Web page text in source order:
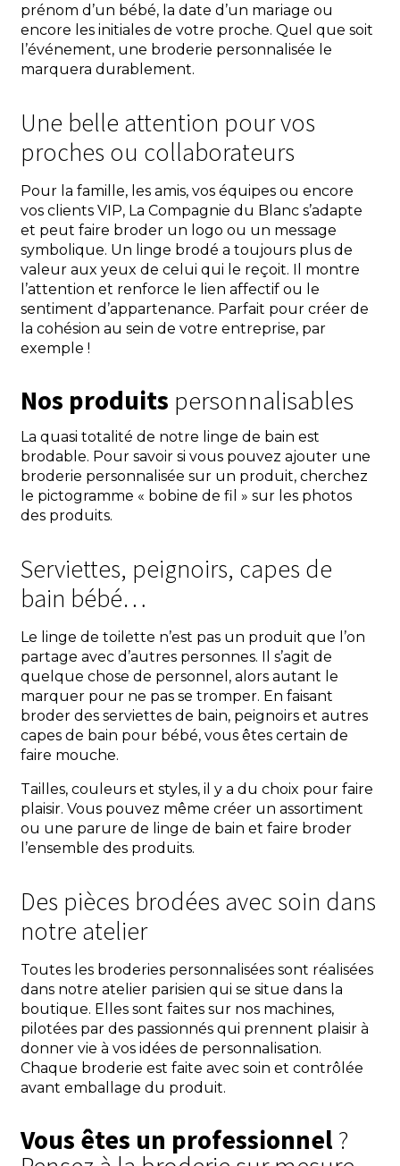
prénom d’un bébé, la date d’un mariage ou
encore les initiales de votre proche. Quel que soit
l’événement, une broderie personnalisée le
marquera durablement.
Une belle attention pour vos
proches ou collaborateurs
Pour la famille, les amis, vos équipes ou encore
vos clients VIP, La Compagnie du Blanc s’adapte
et peut faire broder un logo ou un message
symbolique. Un linge brodé a toujours plus de
valeur aux yeux de celui qui le reçoit. Il montre
l’attention et renforce le lien affectif ou le
sentiment d’appartenance. Parfait pour créer de
la cohésion au sein de votre entreprise, par
exemple !
Nos produits personnalisables
La quasi totalité de notre linge de bain est
brodable. Pour savoir si vous pouvez ajouter une
broderie personnalisée sur un produit, cherchez
le pictogramme « bobine de fil » sur les photos
des produits.
Serviettes, peignoirs, capes de
bain bébé…
Le linge de toilette n’est pas un produit que l’on
partage avec d’autres personnes. Il s’agit de
quelque chose de personnel, alors autant le
marquer pour ne pas se tromper. En faisant
broder des serviettes de bain, peignoirs et autres
capes de bain pour bébé, vous êtes certain de
faire mouche.
Tailles, couleurs et styles, il y a du choix pour faire
plaisir. Vous pouvez même créer un assortiment
ou une parure de linge de bain et faire broder
l’ensemble des produits.
Des pièces brodées avec soin dans
notre atelier
Toutes les broderies personnalisées sont réalisées
dans notre atelier parisien qui se situe dans la
boutique. Elles sont faites sur nos machines,
pilotées par des passionnés qui prennent plaisir à
donner vie à vos idées de personnalisation.
Chaque broderie est faite avec soin et contrôlée
avant emballage du produit.
Vous êtes un professionnel ?